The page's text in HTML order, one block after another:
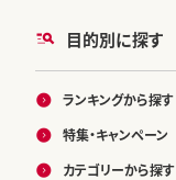
目的別に探す
ランキングから探す
特集・キャンペーン
カテゴリーから探す